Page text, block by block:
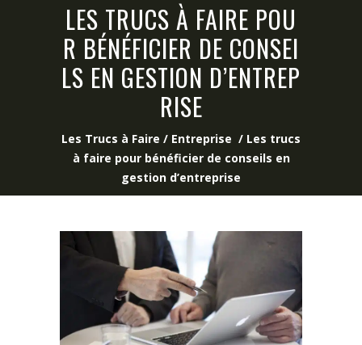
LES TRUCS À FAIRE POU
R BÉNÉFICIER DE CONSEI
LS EN GESTION D’ENTREP
RISE
Les Trucs à Faire / Entreprise / Les trucs
à faire pour bénéficier de conseils en
gestion d’entreprise